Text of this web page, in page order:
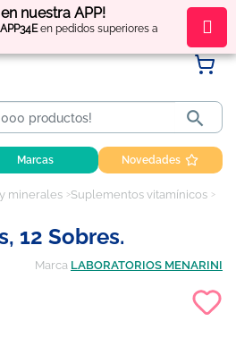
nuestra APP!
APP34Een pedidos superiores a
puntos por tus compras

Marcas Novedades
minerales Suplementos vitamínicos
12 Sobres.
Marca LABORATORIOS MENARINI